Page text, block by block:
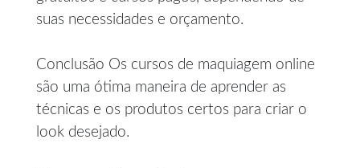
suas necessidades e orçamento.
Conclusão Os cursos de maquiagem online
são uma ótima maneira de aprender as
técnicas e os produtos certos para criar o
look desejado.